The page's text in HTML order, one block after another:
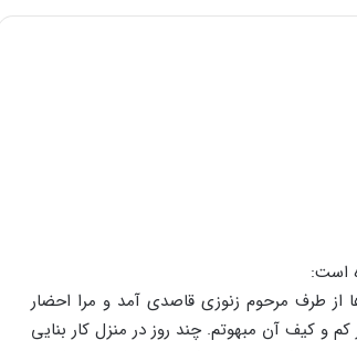
است:
از طرف مرحوم زنوزى قاصدى آمد و مرا احضار
و کیف آن مبهوتم. چند روز در منزل کار بنایى